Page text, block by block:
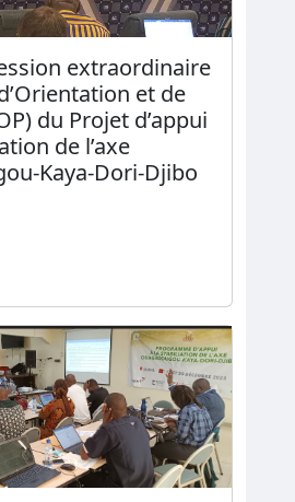
extraordinaire
et de
du Projet d’appui
de l’axe
Kaya-Dori-Djibo